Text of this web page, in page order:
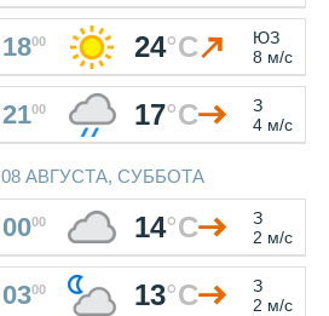
1800 24°C
ЮЗ
8 м/с
2100 17°C
З
4 м/с
08 АВГУСТА, СУББОТА
0000 14°C
З
2 м/с
0300 13°C
З
2 м/с